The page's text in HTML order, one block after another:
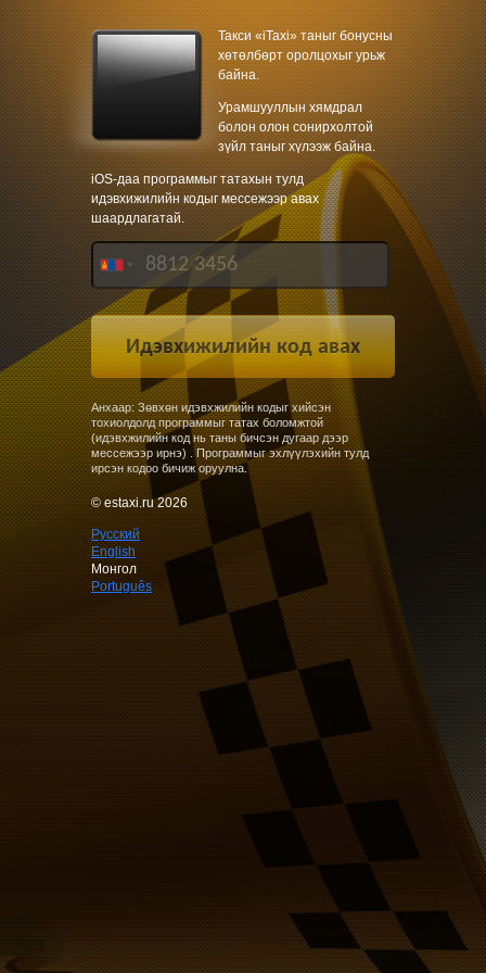
Такси «iTaxi» таныг бонусны
хөтөлбөрт оролцохыг урьж
байна.
Урамшууллын хямдрал
болон олон сонирхолтой
зүйл таныг хүлээж байна.
iOS-даа программыг татахын тулд
идэвхижилийн кодыг мессежээр авах
шаардлагатай.
Анхаар: Зөвхөн идэвхжилийн кодыг хийсэн
тохиолдолд программыг татах боломжтой
(идэвхжилийн код нь таны бичсэн дугаар дээр
мессежээр ирнэ) . Программыг эхлүүлэхийн тулд
ирсэн кодоо бичиж оруулна.
© estaxi.ru 2026
Русский
English
Монгол
Português